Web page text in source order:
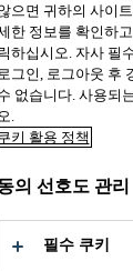
으면 귀하의 사이
한 정보를 확인하
하십시오. 자사 필
로그인, 로그아웃 후
없습니다. 사용되
오.
키 활용 정책
의 선호도 관리
필수 쿠키